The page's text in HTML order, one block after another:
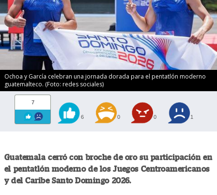
Ochoa y García celebran una jornada dorada para el pentatlón moderno
guatemalteco. (Foto: redes sociales)
7
6 0 0 1
Guatemala cerró con broche de oro su participación en
el pentatlón moderno de los Juegos Centroamericanos
y del Caribe Santo Domingo 2026.